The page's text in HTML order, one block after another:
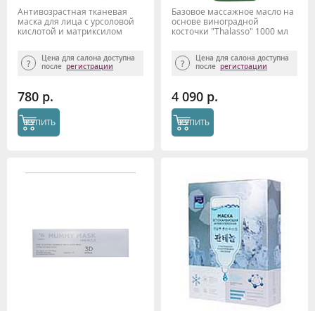
Антивозрастная тканевая
маска для лица с урсоловой
кислотой и матриксилом
Цена для салона доступна
после регистрации
780 р.
КУПИТЬ
Базовое массажное масло на
основе виноградной
косточки "Thalasso" 1000 мл
Цена для салона доступна
после регистрации
4 090 р.
КУПИТЬ